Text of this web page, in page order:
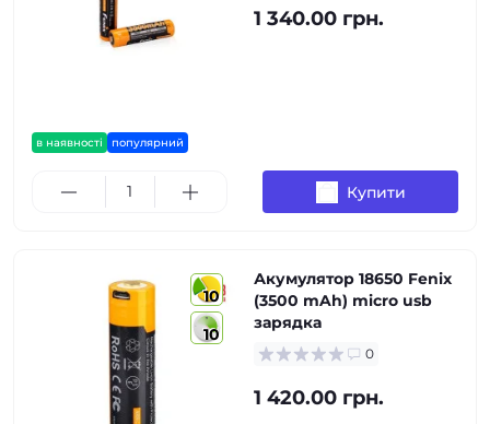
в наявності популярний
1 340.00 грн.
Купити
10
10
Акумулятор 18650 Fenix
(3500 mAh) micro usb
зарядка
0
1 420.00 грн.